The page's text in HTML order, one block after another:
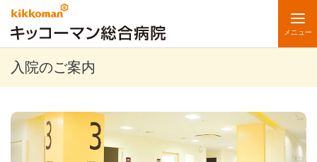
メニュー
入院のご案内